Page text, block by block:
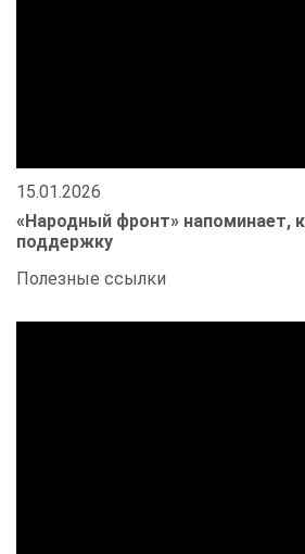
15.01.2026
«Народный фронт» напоминает,
поддержку
Полезные ссылки